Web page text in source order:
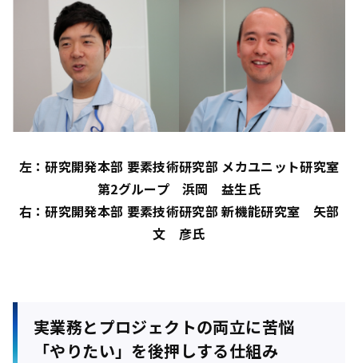
左：研究開発本部 要素技術研究部 メカユニット研究室
第2グループ 浜岡 益生氏
右：研究開発本部 要素技術研究部 新機能研究室 矢部
文 彦氏
実業務とプロジェクトの両立に苦悩
「やりたい」を後押しする仕組み